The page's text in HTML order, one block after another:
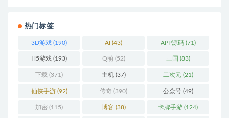
热门标签
3D游戏 (190) AI (43) APP源码(71)
H5游戏 (193) Q萌 (52) 三国 (83)
下载 (371) 主机(37) 二次元(21)
仙侠手游(92) 传奇 (390) 公众号(49)
加密 (115) 博客(38) 卡牌手游 (124)